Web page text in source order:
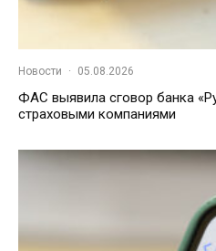
Новости · 05.08.2026
ФАС выявила сговор банка
страховыми компаниями